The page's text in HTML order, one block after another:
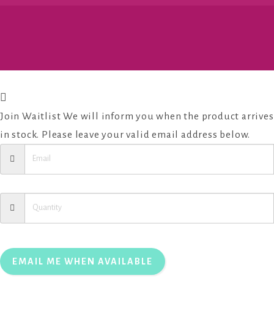
Join Waitlist We will inform you when the product arrives
in stock. Please leave your valid email address below.
EMAIL ME WHEN AVAILABLE